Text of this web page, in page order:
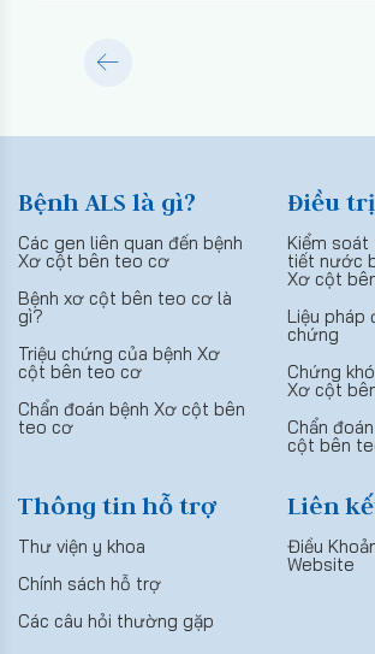
Bệnh ALS là gì?
Các gen liên quan đến bệnh
Xơ cột bên teo cơ
Bệnh xơ cột bên teo cơ là
gì?
Triệu chứng của bệnh Xơ
cột bên teo cơ
Chẩn đoán bệnh Xơ cột bên
teo cơ
Điều trị
Kiểm soát
tiết nước
Xơ cột
Liệu pháp
chứng
Chứng
Xơ cột
Chẩn
cột bên
Thông tin hỗ trợ
Thư viện y khoa
Chính sách hỗ trợ
Các câu hỏi thường gặp
Liên
Điều
Website